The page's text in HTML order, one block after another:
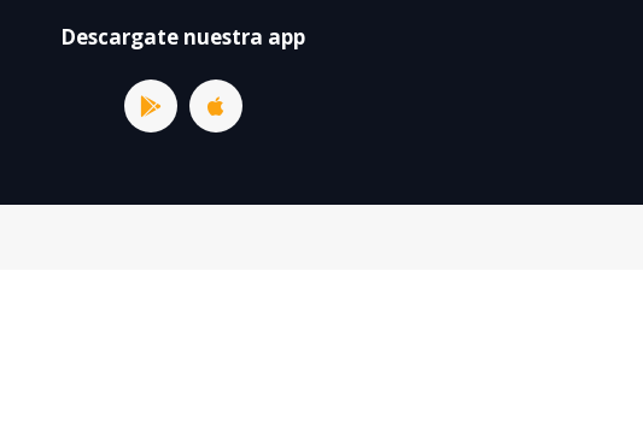
Descargate nuestra app